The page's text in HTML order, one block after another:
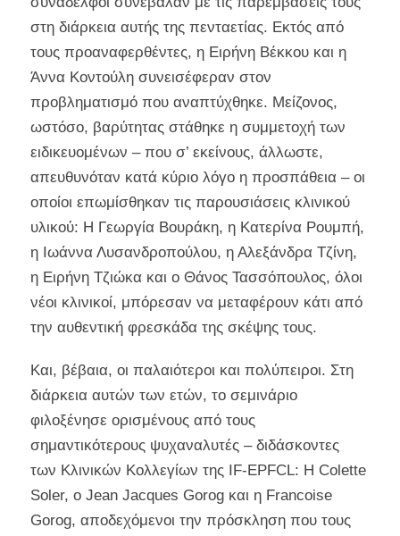
στη διάρκεια αυτής της πενταετίας. Εκτός από
τους προαναφερθέντες, η Ειρήνη Βέκκου και η
Άννα Κοντούλη συνεισέφεραν στον
προβληματισμό που αναπτύχθηκε. Μείζονος,
ωστόσο, βαρύτητας στάθηκε η συμμετοχή των
ειδικευομένων – που σ’ εκείνους, άλλωστε,
απευθυνόταν κατά κύριο λόγο η προσπάθεια – οι
οποίοι επωμίσθηκαν τις παρουσιάσεις κλινικού
υλικού: Η Γεωργία Βουράκη, η Κατερίνα Ρουμπή,
η Ιωάννα Λυσανδροπούλου, η Αλεξάνδρα Τζίνη,
η Ειρήνη Τζιώκα και ο Θάνος Τασσόπουλος, όλοι
νέοι κλινικοί, μπόρεσαν να μεταφέρουν κάτι από
την αυθεντική φρεσκάδα της σκέψης τους.
Και, βέβαια, οι παλαιότεροι και πολύπειροι. Στη
διάρκεια αυτών των ετών, το σεμινάριο
φιλοξένησε ορισμένους από τους
σημαντικότερους ψυχαναλυτές – διδάσκοντες
των Κλινικών Κολλεγίων της IF-EPFCL: Η Colette
Soler, ο Jean Jacques Gorog και η Francoise
Gorog, αποδεχόμενοι την πρόσκληση που τους